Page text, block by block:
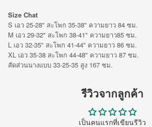
Size Chat
S เอว 25-28" สะโพก 35-38" ความยาว 84 ซม.
M เอว 29-32" สะโพก 38-41" ความยาว85 ซม.
L เอว 32-35" สะโพก 41-44" ความยาว 86 ซม.
XL เอว 35-38 สะโพก 44-48" ความยาว 87 ซม.
สัดส่วนนางแบบ 33-25-35 สูง 167 ซม.
รีวิวจากลูกค้า
เป็นคนแรกที่เขียนรีวิว